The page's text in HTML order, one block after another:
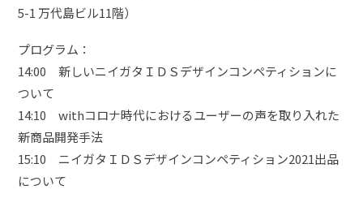
5-1 万代島ビル11階）
プログラム：
14:00 新しいニイガタＩＤＳデザインコンペティションに
ついて
14:10 withコロナ時代におけるユーザーの声を取り入れた
新商品開発手法
15:10 ニイガタＩＤＳデザインコンペティション2021出品
について